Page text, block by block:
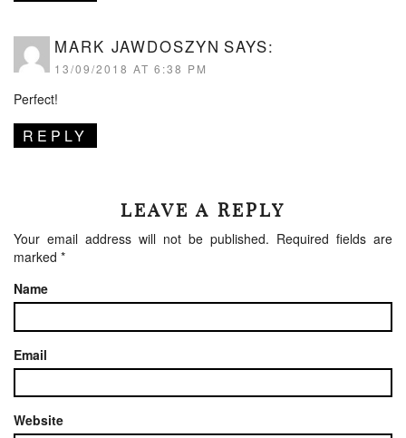
MARK JAWDOSZYN SAYS:
13/09/2018 AT 6:38 PM
Perfect!
REPLY
LEAVE A REPLY
Your email address will not be published. Required fields are
marked *
Name
Email
Website